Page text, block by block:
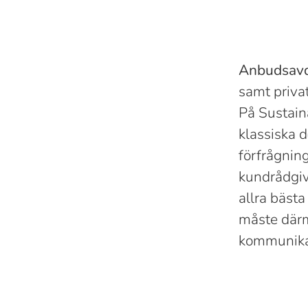
samt
På
klassiska
allra
måste